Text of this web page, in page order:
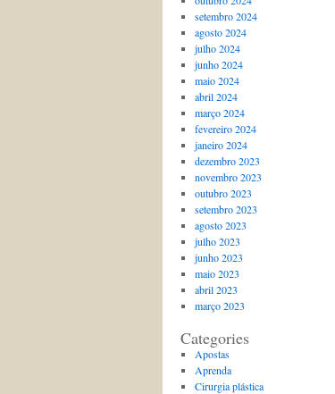
setembro 2024
agosto 2024
julho 2024
junho 2024
maio 2024
abril 2024
março 2024
fevereiro 2024
janeiro 2024
dezembro 2023
novembro 2023
outubro 2023
setembro 2023
agosto 2023
julho 2023
junho 2023
maio 2023
abril 2023
março 2023
Categories
Apostas
Aprenda
Cirurgia plástica